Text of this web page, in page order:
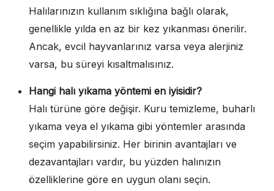
Halılarınızın kullanım sıklığına bağlı olarak,
genellikle yılda en az bir kez yıkanması önerilir.
Ancak, evcil hayvanlarınız varsa veya alerjiniz
varsa, bu süreyi kısaltmalısınız.
Hangi halı yıkama yöntemi en iyisidir?
Halı türüne göre değişir. Kuru temizleme, buharlı
yıkama veya el yıkama gibi yöntemler arasında
seçim yapabilirsiniz. Her birinin avantajları ve
dezavantajları vardır, bu yüzden halınızın
özelliklerine göre en uygun olanı seçin.